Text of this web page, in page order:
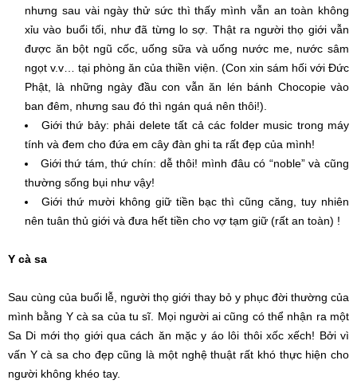
nhưng sau vài ngày thử sức thì thấy mình vẫn an toàn không
xỉu vào buổi tối, như đã từng lo sợ. Thật ra người thọ giới vẫn
được ăn bột ngũ cốc, uống sữa và uống nước me, nước sâm
ngọt v.v… tại phòng ăn của thiền viện. (Con xin sám hối với Đức
Phật, là những ngày đầu con vẫn ăn lén bánh Chocopie vào
ban đêm, nhưng sau đó thì ngán quá nên thôi!).
Giới thứ bảy: phải delete tất cả các folder music trong máy
tính và đem cho đứa em cây đàn ghi ta rất đẹp của mình!
Giới thứ tám, thứ chín: dễ thôi! mình đâu có “noble” và cũng
thường sống bụi như vậy!
Giới thứ mười không giữ tiền bạc thì cũng căng, tuy nhiên
nên tuân thủ giới và đưa hết tiền cho vợ tạm giữ (rất an toàn) !
Y cà sa
Sau cùng của buổi lễ, người thọ giới thay bỏ y phục đời thường của
mình bằng Y cà sa của tu sĩ. Mọi người ai cũng có thể nhận ra một
Sa Di mới thọ giới qua cách ăn mặc y áo lôi thôi xốc xếch! Bởi vì
vấn Y cà sa cho đẹp cũng là một nghệ thuật rất khó thực hiện cho
người không khéo tay.